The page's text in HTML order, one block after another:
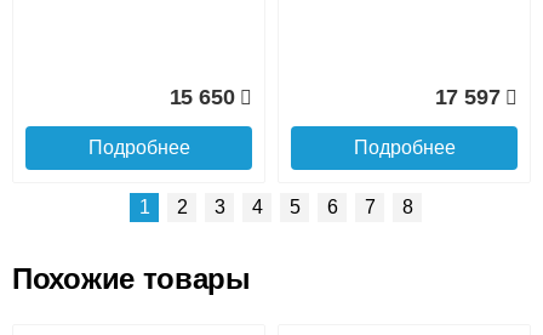
15 650
Подробнее
17 597
Подробнее
1 2 3 4 5 6 7 8
Похожие товары